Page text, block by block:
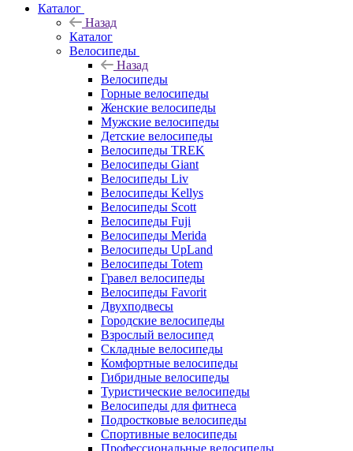
Каталог
Назад
Каталог
Велосипеды
Назад
Велосипеды
Горные велосипеды
Женские велосипеды
Мужские велосипеды
Детские велосипеды
Велосипеды TREK
Велосипеды Giant
Велосипеды Liv
Велосипеды Kellys
Велосипеды Scott
Велосипеды Fuji
Велосипеды Merida
Велосипеды UpLand
Велосипеды Totem
Гравел велосипеды
Велосипеды Favorit
Двухподвесы
Городские велосипеды
Взрослый велосипед
Складные велосипеды
Комфортные велосипеды
Гибридные велосипеды
Туристические велосипеды
Велосипеды для фитнеса
Подростковые велосипеды
Спортивные велосипеды
Профессиональные велосипеды